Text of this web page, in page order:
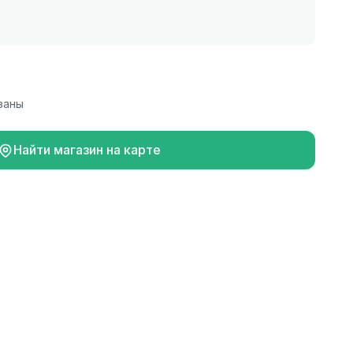
Найти магазин на карте